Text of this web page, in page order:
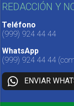
REDACCIÓN Y
Teléfono
(999) 924 44 44
WhatsApp
(999) 924 44 44
ENVIAR